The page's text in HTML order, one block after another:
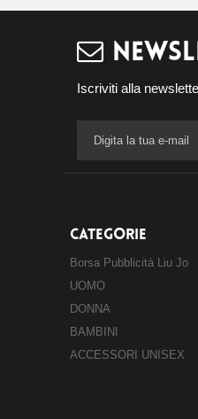
Iscriviti alla
CATEGORIE
Borsa Pubblicità Liu Jo
UOMO
DONNA
BAMBINI
ACCESSORI UNISEX